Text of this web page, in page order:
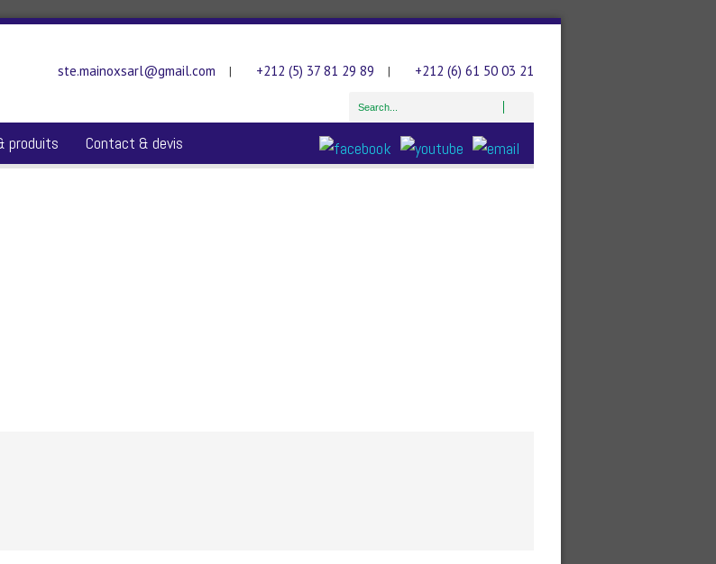
ste.mainoxsarl@gmail.com | +212 (5) 37 81 29 89 | +212 (6) 61 50 03 21
produits Contact & devis